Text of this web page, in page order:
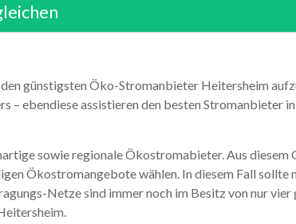
günstigsten Öko-Stromanbieter Heitersheim
– ebendiese assistieren den besten Stromanbieter
sowie regionale Ökostromabieter. Aus diesem
Ökostromangebote wählen. In diesem Fall sollte
Netze sind immer noch im Besitz von nur vier